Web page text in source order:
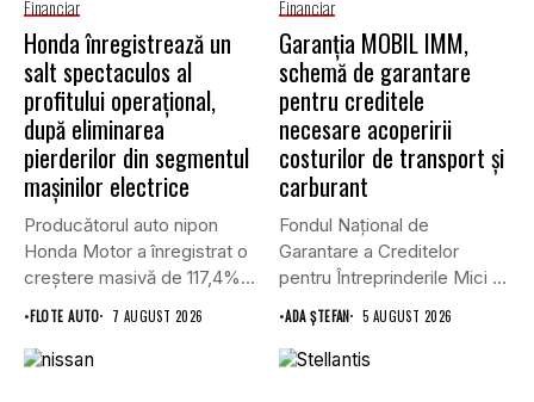
Financiar
Honda înregistrează un
salt spectaculos al
profitului operațional,
după eliminarea
pierderilor din segmentul
mașinilor electrice
Producătorul auto nipon
Honda Motor a înregistrat o
creștere masivă de 117,4%...
•FLOTE AUTO 7 AUGUST 2026
Financiar
Garanţia MOBIL IMM,
schemă de garantare
pentru creditele
necesare acoperirii
costurilor de transport şi
carburant
Fondul Național de
Garantare a Creditelor
pentru Întreprinderile Mici și
Mijlocii (FNGCIMM)...
•ADA ȘTEFAN 5 AUGUST 2026